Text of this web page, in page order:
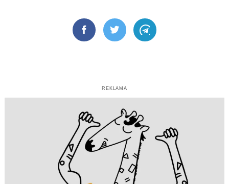
FacebookTwitter Telegram
REKLAMA